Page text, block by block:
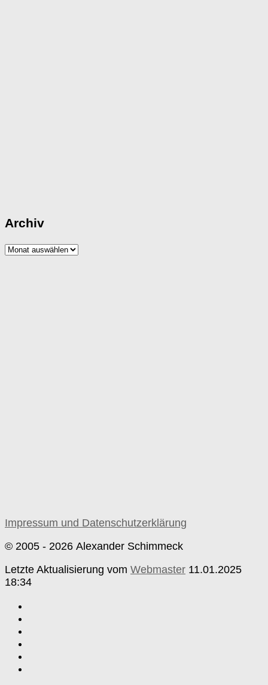
Archiv
Archiv
Impressum und Datenschutzerklärung
© 2005 - 2026 Alexander Schimmeck
Letzte Aktualisierung vom Webmaster 11.01.2025
18:34